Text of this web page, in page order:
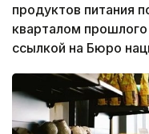
продуктов питания
кварталом
ссылкой на Бюро